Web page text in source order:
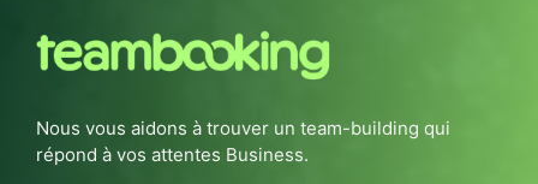
Nous vous aidons à trouver un team-building qui
répond à vos attentes Business.